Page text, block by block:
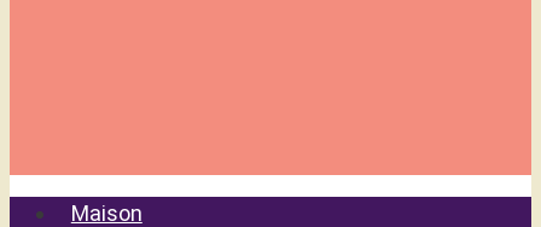
Maison